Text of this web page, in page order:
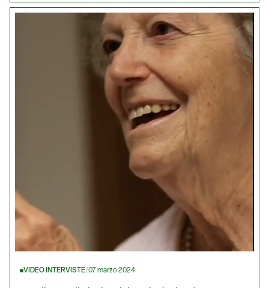
VIDEO INTERVISTE/07 marzo 2024